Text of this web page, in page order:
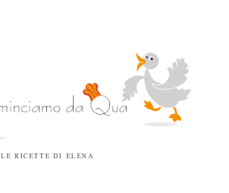
LE RICETTE DI ELENA